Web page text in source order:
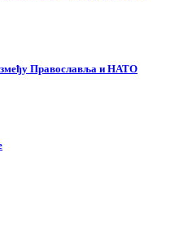
Православља и НАТО